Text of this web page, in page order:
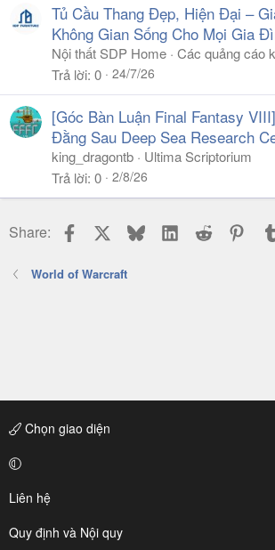
Tủ Cầu Thang Đẹp, Hiện Đại –
Không Gian Sống Cho Mọi Gia
Nội thất SDP Home Các quảng cáo
Trả lời 0 24/7/26
[Góc Bàn Luận Final Fantasy
Đằng Sau Deep Sea Research
king_dragontb
Ultima Scriptorium
Trả lời 0 2/8/26
Share: Facebook BlueskyLinkedIn
Reddit
World of Warcraft
Chọn giao diện
Liên hệ
Quy định và Nội quy